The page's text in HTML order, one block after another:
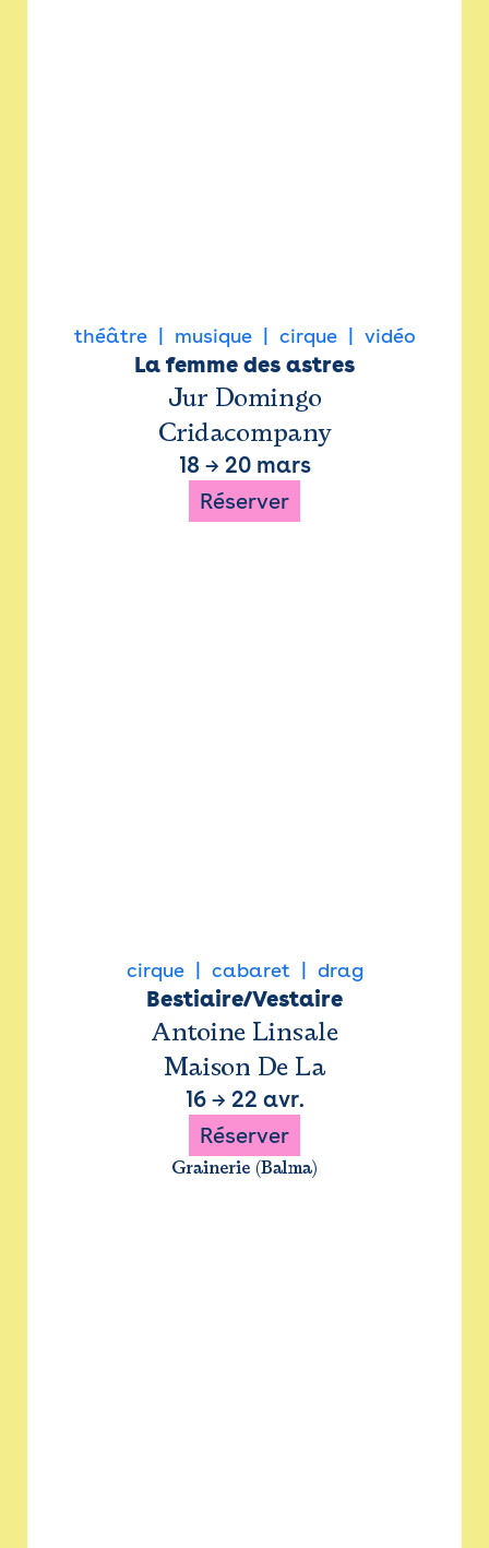
théâtre musique cirque vidéo
La femme des astres
Jur Domingo
Cridacompany
18 → 20 mars
Réserver
cirque cabaret drag
Bestiaire/Vestaire
Antoine Linsale
Maison De La
16→ 22 avr.
Réserver
Grainerie (Balma)